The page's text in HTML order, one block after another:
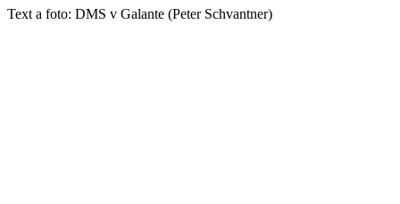
Text a foto: DMS v Galante (Peter Schvantner)